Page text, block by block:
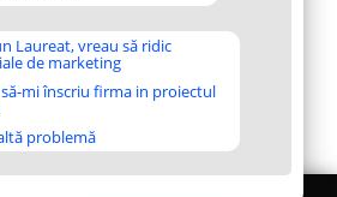
Laureat, vreau să ridic
de marketing
mi înscriu firma in proiectul
problemă